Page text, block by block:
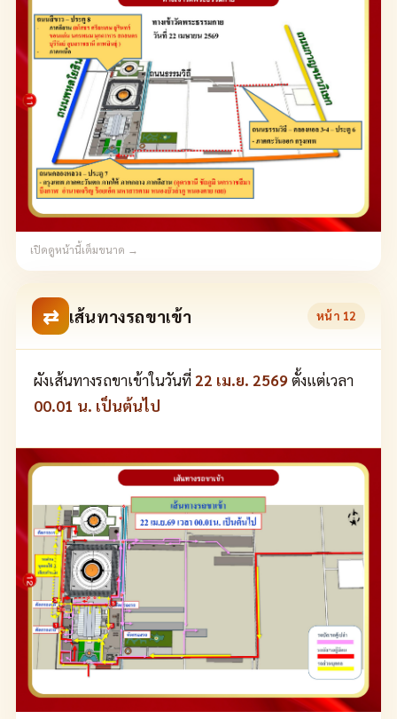
เปิดดูหน้านี้เต็มขนาด →
⇄ เส้นทางรถขาเข้า หน้า 12
ผังเส้นทางรถขาเข้าในวันที่22 เม.ย. 2569ตั้งแต่เวลา
00.01 น. เป็นต้นไป